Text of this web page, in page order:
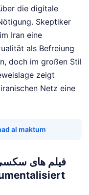
die digitale
Skeptiker
Iran eine
als Befreiung
doch im großen Stil
zeigt
Netz eine
al maktum